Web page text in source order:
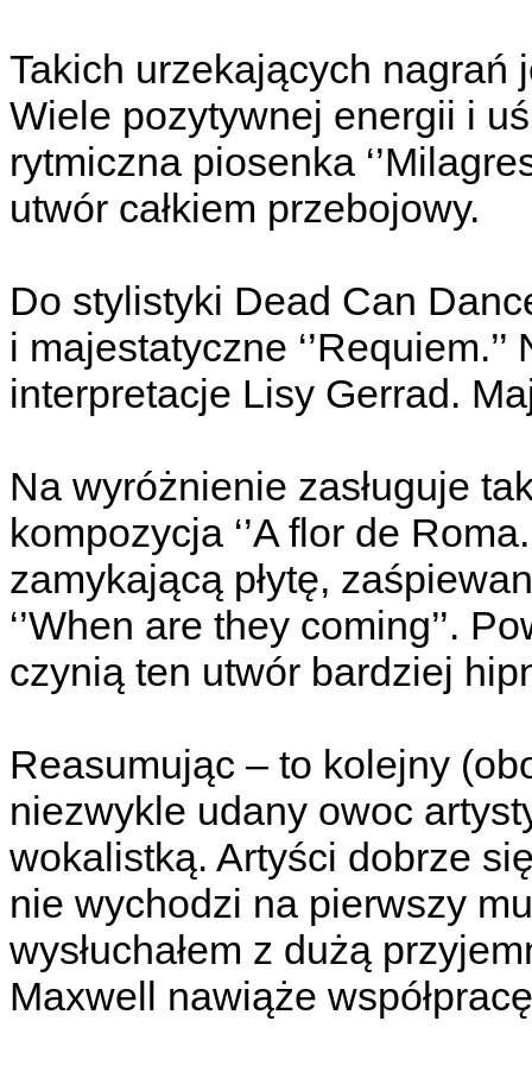
Takich urzekających nagrań
Wiele pozytywnej energii i
rytmiczna piosenka
utwór całkiem przebojowy.
Do stylistyki Dead Can
i majestatyczne
interpretacje Lisy Gerrad.
Na wyróżnienie zasługuje
kompozycja ‘’A flor de
zamykającą płytę,
‘’When are they coming’’.
czynią ten utwór bardziej
Reasumując – to kolejny
niezwykle udany owoc
wokalistką. Artyści dobrze
nie wychodzi na pierwszy
wysłuchałem z dużą
Maxwell nawiąże